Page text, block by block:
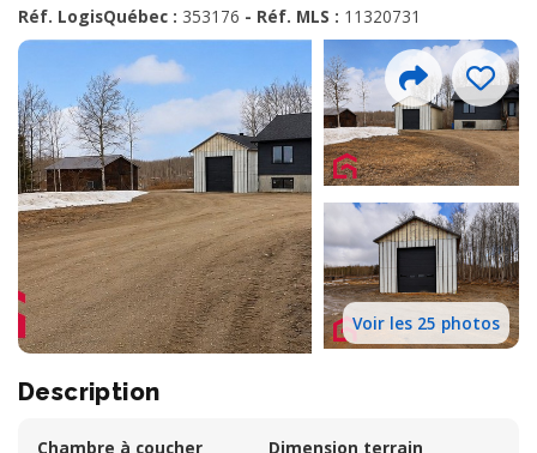
Réf. LogisQuébec : 353176 - Réf. MLS : 11320731
Voir les 25 photos
Description
Chambre à coucher
Dimension terrain